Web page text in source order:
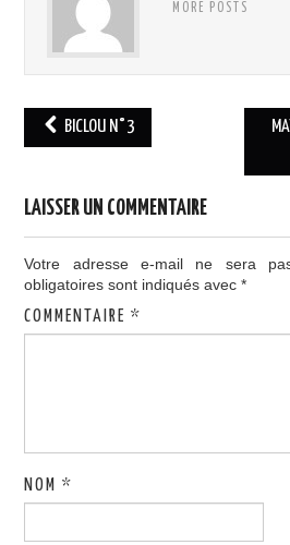
MORE POSTS
Navigation
des
BICLOU N°3
LAISSER UN COMMENTAIRE
Votre adresse e-mail ne sera
obligatoires sont indiqués avec*
COMMENTAIRE*
NOM*